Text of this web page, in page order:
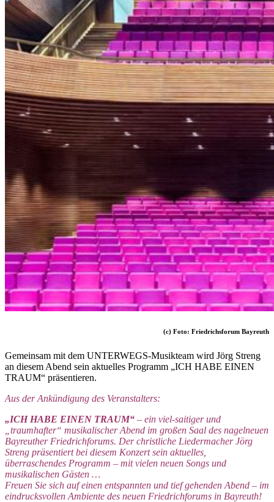
(c) Foto: Friedrichsforum Bayreuth
Gemeinsam mit dem UNTERWEGS-Musikteam wird Jörg Streng
an diesem Abend sein aktuelles Programm „ICH HABE EINEN
TRAUM“ präsentieren.
Aus der Ankündigung des Veranstalters:
„ICH HABE EINEN TRAUM“ – ein viel-saitiger und
„traumhafter“ musikalischer Abend im großen Saal des nagelneuen
Bayreuther Friedrichforums. Der christliche Liedermacher Jörg
Streng präsentiert bei diesem Konzert sein aktuelles
überraschendes Programm – mit vielen neuen Songs und
musikalischen Gästen …
Freuen Sie sich auf einen entspannten und tief gehenden Abend – im
eindrucksvollen Ambiente des neuen Friedrichforums in Bayreuth!